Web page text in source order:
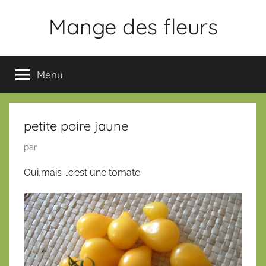
Mange des fleurs
Menu
petite poire jaune
P
b
l
i
é
l
e
par
Oui,mais …c’est une tomate